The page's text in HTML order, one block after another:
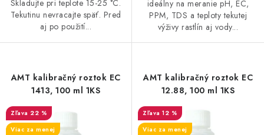
Skladujte pri teplote 15-25 °C.
Tekutinu nevracajte späť. Pred
aj po použití...
ideálny na meranie pH, EC,
PPM, TDS a teploty tekutej
výživy rastlín aj vody...
AMT kalibračný roztok EC
1413, 100 ml 1KS
22 %
Viac za menej
AMT kalibračný roztok EC
12.88, 100 ml 1KS
12 %
Viac za menej